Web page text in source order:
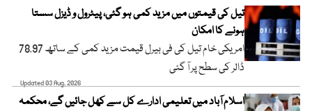
تیل کی قیمتوں میں مزید کمی ہو گئی، پیٹرول و ڈیزل سستا
ہونے کا امکان
امریکی خام تیل کی فی بیرل قیمت مزید کمی کے ساتھ 78.97
ڈالر کی سطح پر آ گئی
Updated 03 Aug, 2026
اسلام آباد میں تعلیمی ادارے کل سے کھل جائیں گے، محکمہ